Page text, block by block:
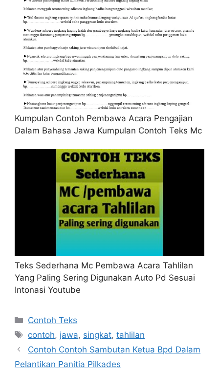
Kumpulan Contoh Pembawa Acara Pengajian
Dalam Bahasa Jawa Kumpulan Contoh Teks Mc
Teks Sederhana Mc Pembawa Acara Tahlilan
Yang Paling Sering Digunakan Auto Pd Sesuai
Intonasi Youtube
Kategori
Contoh Teks
Tag
contoh, jawa, singkat,tahlilan
Contoh Contoh Sambutan Ketua Bpd Dalam
Pelantikan Panitia Pilkades